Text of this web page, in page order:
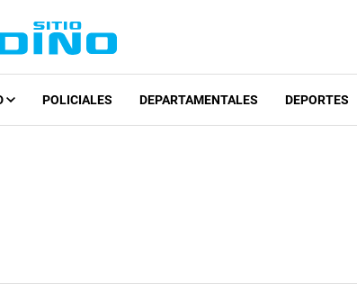
POLICIALES DEPARTAMENTALES DEPORTES